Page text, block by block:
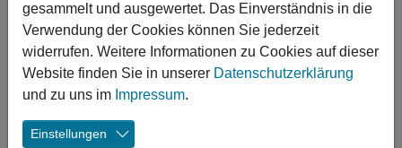
Richtspruch für das neue
Hallenbad in Bad
Wurzach
18.03.2020 Bad Wurzach Hallenbad
gesammelt und ausgewertet. Das Einverständnis in die
Verwendung der Cookies können Sie jederzeit
widerrufen. Weitere Informationen zu Cookies auf dieser
Website finden Sie in unserer Datenschutzerklärung
und zu uns im Impressum.
Einstellungen